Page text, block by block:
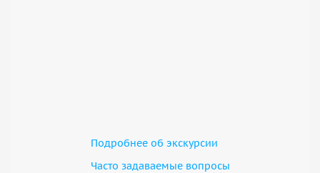
Подробнее об экскурсии
Часто задаваемые вопросы